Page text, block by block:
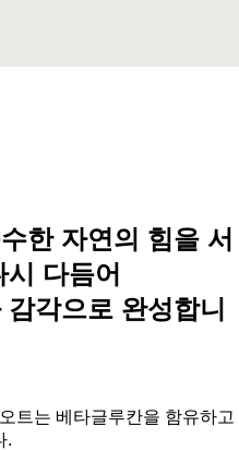
한 자연의 힘을 서
다듬어
감각으로 완성합니
트는 베타글루칸을 함유하고
.